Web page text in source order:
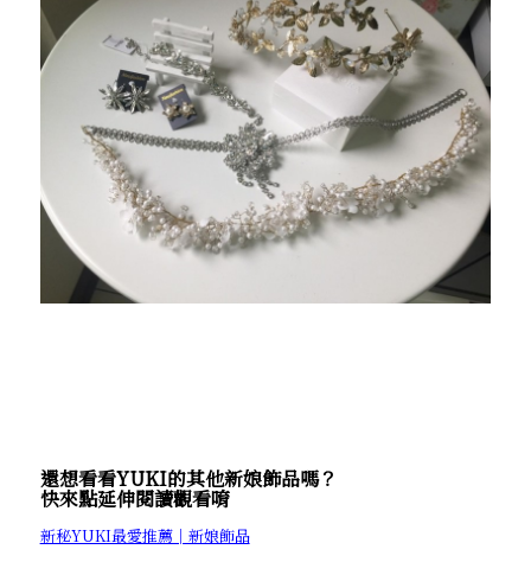
還想看看YUKI的其他新娘飾品嗎？
快來點延伸閱讀觀看唷
新秘YUKI最愛推薦│新娘飾品